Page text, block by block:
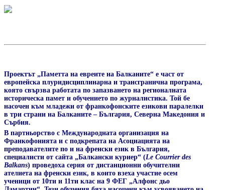
Проектът „Паметта на евреите на Балканите“ е част от
европейска плуридисциплинарна и трансгранична програма,
която свързва работата по запазването на регионалната
историческа памет и обучението по журналистика. Той бе
насочен към младежи от франкофонските езикови паралелки
в три страни на Балканите – България, Северна Македония и
Сърбия.
В партньорство с Международната организация на
Франкофонията и с подкрепата на Асоциацията на
преподавателите по и на френски език в България,
специалисти от сайта „Балкански куриер“ (Le Courrier des
Balkans) проведоха серия от дистанционни обучителни
ателиета на френски език, в които взеха участие осем
ученици от 10ти и 11ти клас на 9 ФЕГ „Алфонс дьо